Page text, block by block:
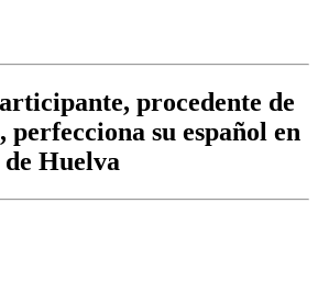
procedente de
perfecciona su español en
Huelva